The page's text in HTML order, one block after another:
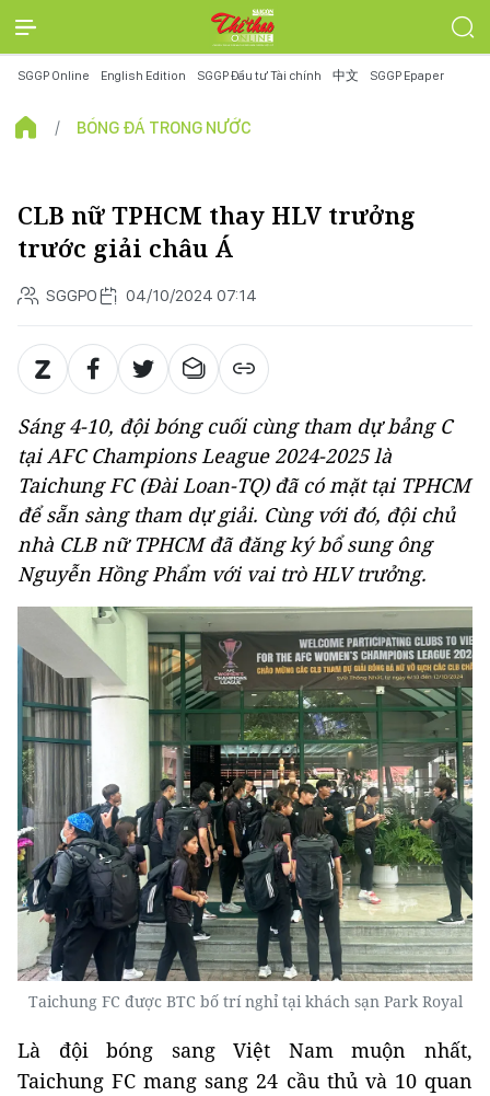
SGGP Online English Edition SGGP Đầu tư Tài chính 中文 SGGP Epaper
BÓNG ĐÁ TRONG NƯỚC
CLB nữ TPHCM thay HLV trưởng
trước giải châu Á
SGGPO 04/10/2024 07:14
Sáng 4-10, đội bóng cuối cùng tham dự bảng C
tại AFC Champions League 2024-2025 là
Taichung FC (Đài Loan-TQ) đã có mặt tại TPHCM
để sẵn sàng tham dự giải. Cùng với đó, đội chủ
nhà CLB nữ TPHCM đã đăng ký bổ sung ông
Nguyễn Hồng Phẩm với vai trò HLV trưởng.
Taichung FC được BTC bố trí nghỉ tại khách sạn Park Royal
Là đội bóng sang Việt Nam muộn nhất,
Taichung FC mang sang 24 cầu thủ và 10 quan